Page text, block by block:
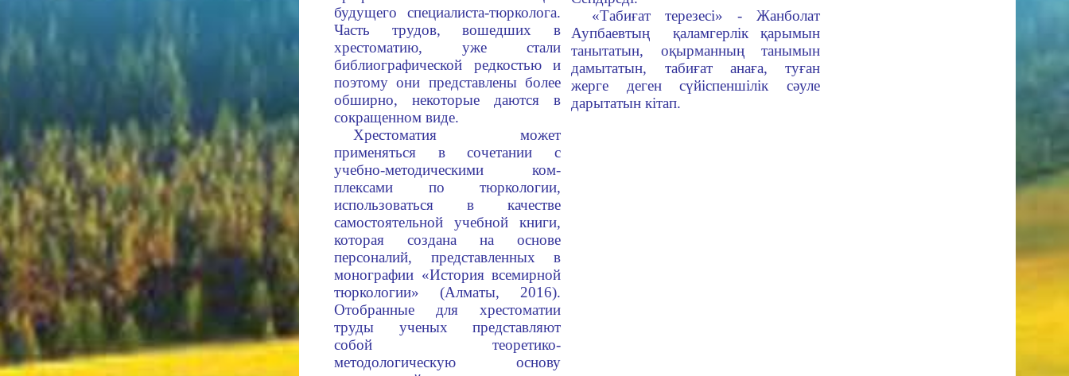
будущего специалиста-тюрколога.
Часть трудов, вошедших в
хрестоматию, уже стали
библиографической редкостью и
поэтому они представлены более
обширно, некоторые даются в
сокращенном виде.
Хрестоматия может
применяться в сочетании с
учебно-методическими ком­
плексами по тюркологии,
использоваться в качестве
самостоятельной учебной книги,
которая создана на основе
персоналий, представленных в
монографии «История всемирной
тюркологии» (Алматы, 2016).
Отобранные для хрестоматии
труды ученых представляют
собой теоретико-
методологическую основу
«Табиғат терезесі» - Жанболат
Аупбаевтың қаламгерлік қарымын
танытатын, оқырманның танымын
дамытатын, табиғат анаға, туған
жерге деген сүйіспеншілік сәуле
дарытатын кітап.